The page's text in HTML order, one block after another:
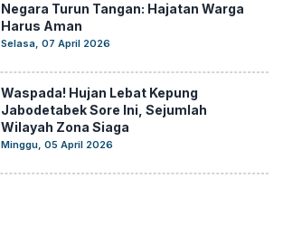
Negara Turun Tangan: Hajatan Warga
Harus Aman
Selasa, 07 April 2026
Waspada! Hujan Lebat Kepung
Jabodetabek Sore Ini, Sejumlah
Wilayah Zona Siaga
Minggu, 05 April 2026